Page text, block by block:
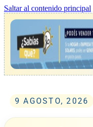
Saltar al contenido principal
9 AGOSTO, 2026